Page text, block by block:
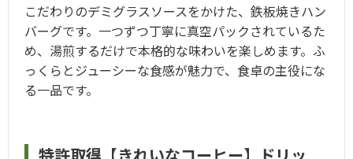
こだわりのデミグラスソースをかけた、鉄板焼きハン
バーグです。一つずつ丁寧に真空パックされているた
め、湯煎するだけで本格的な味わいを楽しめます。ふ
っくらとジューシーな食感が魅力で、食卓の主役にな
る一品です。
特許取得【きれいなコーヒー】ドリッ